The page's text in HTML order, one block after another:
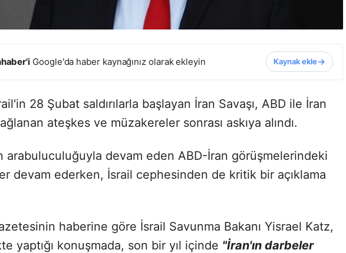
Google'da haber kaynağınız olarak ekleyin Kaynak ekle
28 Şubat saldırılarla başlayan İran Savaşı, ABD ile İran
ateşkes ve müzakereler sonrası askıya alındı.
arabuluculuğuyla devam eden ABD-İran görüşmelerindeki
devam ederken, İsrail cephesinden de kritik bir açıklama
haberine göre İsrail Savunma Bakanı Yisrael Katz,
yaptığı konuşmada, son bir yıl içinde "İran'ın darbeler